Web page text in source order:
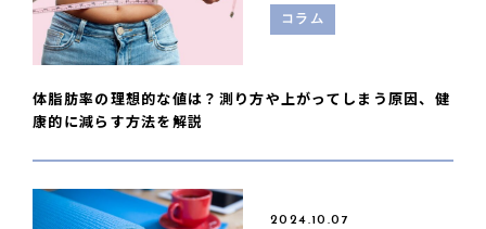
コラム
体脂肪率の理想的な値は？測り方や上がってしまう原因、健
康的に減らす方法を解説
2024.10.07